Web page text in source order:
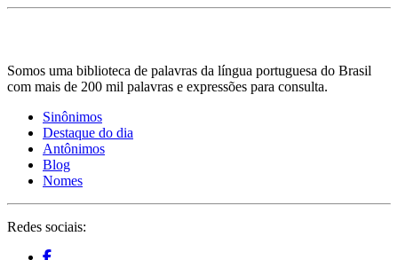
Somos uma biblioteca de palavras da língua portuguesa do Brasil
com mais de 200 mil palavras e expressões para consulta.
Sinônimos
Destaque do dia
Antônimos
Blog
Nomes
Redes sociais: